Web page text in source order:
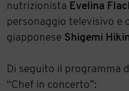
nutrizionista Evelina
personaggio televisivo e
giapponese Shigemi
Di seguito il programma
“Chef in concerto”: